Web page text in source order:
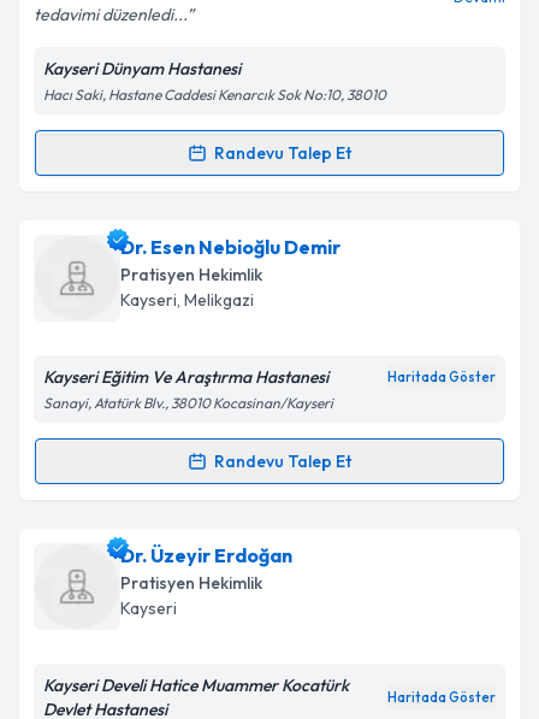
Kişisel verilerimin işlenmesine ilişkin
Metni'ni okudum ve kişisel verilerimin belirtilen
kapsamda işlenmesini kabul ediyorum.
tedavimi düzenledi...
Kayseri Dünyam Hastanesi
Hacı Saki, Hastane Caddesi Kenarcık Sok No:10, 38010
Randevu Talep Et
Randevu Takvimi Talebi
Uzm. Dr. Deniz Nur Yıldıziçin randevu takvimi talebi
oluşturun. Size bu uzmandan randevu almanız için bir
takvim hazırlandığında e-posta ile bilgilendireceğiz.
Kişisel verilerimin işlenmesine ilişkin
Metni'ni okudum ve kişisel verilerimin belirtilen
Takvim Talebini Gönder
Dr. Esen Nebioğlu Demir
Pratisyen Hekimlik
Kayseri, Melikgazi
Kayseri Eğitim Ve Araştırma Hastanesi Haritada Göster
Sanayi, Atatürk Blv., 38010 Kocasinan/Kayseri
Randevu Talep Et
Randevu Takvimi Talebi
Dr. Esen Nebioğlu Demiriçin randevu takvimi talebi
oluşturun. Size bu uzmandan randevu almanız için bir
takvim hazırlandığında e-posta ile bilgilendireceğiz.
Dr. Üzeyir Erdoğan
Pratisyen Hekimlik
Kayseri
Kayseri Develi Hatice Muammer Kocatürk
Devlet Hastanesi
Haritada Göster